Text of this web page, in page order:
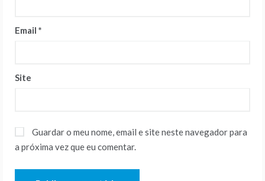
Email *
Site
Guardar o meu nome, email e site neste navegador para
a próxima vez que eu comentar.